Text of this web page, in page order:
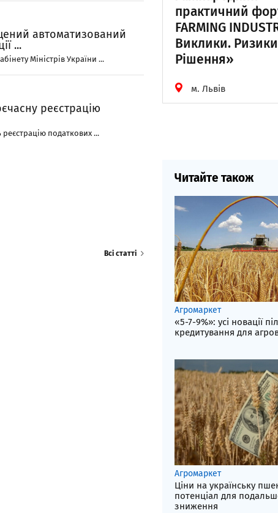
автоматизований
...
Міністрів України ...
реєстрацію
податкових ...
Всі статті
практичний
FARMING
Виклики.
Рішення»
м. Львів
Читайте також
Агромаркет
«5-7-9%»: усі новації
кредитування для
Агромаркет
Ціни на українську
потенціал для
зниження